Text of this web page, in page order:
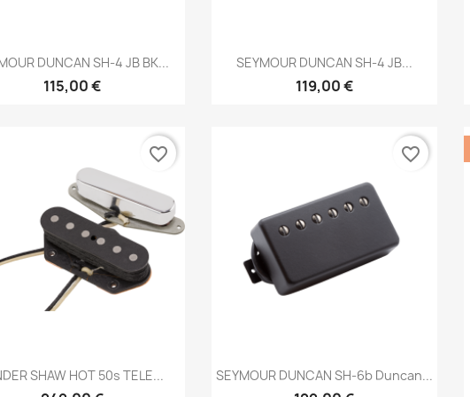
Brzi pregled
DUNCAN SH-4 JB BK...
115,00 €
Brzi pregled
SEYMOUR DUNCAN SH-4 JB...
119,00 €
Brzi pregled
SHAW HOT 50s TELE...
favorite_border
 Brzi pregled
SEYMOUR DUNCAN SH-6b Duncan...
favorite_border